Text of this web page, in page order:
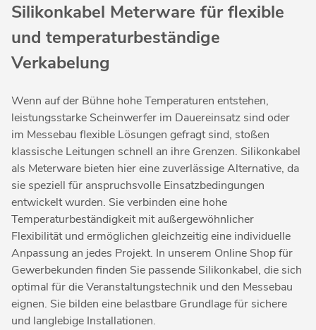
Silikonkabel Meterware für flexible
und temperaturbeständige
Verkabelung
Wenn auf der Bühne hohe Temperaturen entstehen,
leistungsstarke Scheinwerfer im Dauereinsatz sind oder
im Messebau flexible Lösungen gefragt sind, stoßen
klassische Leitungen schnell an ihre Grenzen. Silikonkabel
als Meterware bieten hier eine zuverlässige Alternative, da
sie speziell für anspruchsvolle Einsatzbedingungen
entwickelt wurden. Sie verbinden eine hohe
Temperaturbeständigkeit mit außergewöhnlicher
Flexibilität und ermöglichen gleichzeitig eine individuelle
Anpassung an jedes Projekt. In unserem Online Shop für
Gewerbekunden finden Sie passende Silikonkabel, die sich
optimal für die Veranstaltungstechnik und den Messebau
eignen. Sie bilden eine belastbare Grundlage für sichere
und langlebige Installationen.